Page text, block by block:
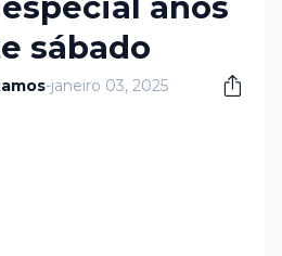
sábado
-janeiro 03, 2025